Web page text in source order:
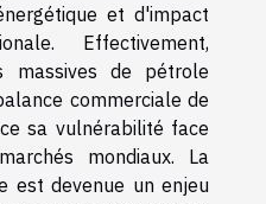
et d'impact
Effectivement,
massives de pétrole
commerciale de
sa vulnérabilité face
mondiaux. La
est devenue un enjeu